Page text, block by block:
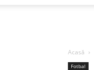
Acasă
Fotbal